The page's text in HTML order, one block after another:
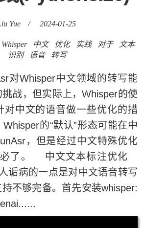
Yue / 2024-01-25
Whisper 中文 优化 实践 对于
文本
识别
语音 转写
对Whisper中文领域的转写能
战，但实际上，Whisper的使
对中文的语音做一些优化的措
的“默认”形态可能在中
，但是经过中文特殊优化
必了。 中文文本标注优化
诟病的一点是对中文语音转写
不够完备。首先安装whisper: